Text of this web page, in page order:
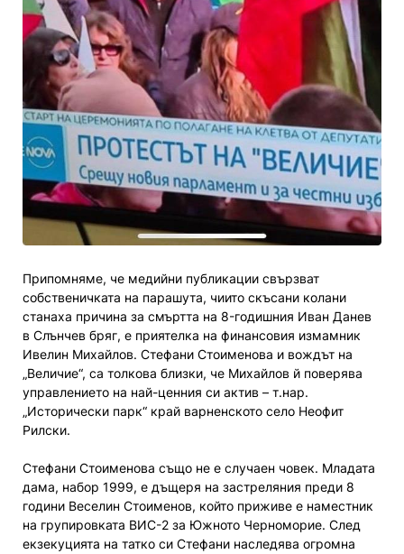
Припомняме, че медийни публикации свързват
собственичката на парашута, чиито скъсани колани
станаха причина за смъртта на 8-годишния Иван Данев
в Слънчев бряг, е приятелка на финансовия измамник
Ивелин Михайлов. Стефани Стоименова и вождът на
„Величие“, са толкова близки, че Михайлов й поверява
управлението на най-ценния си актив – т.нар.
„Исторически парк“ край варненското село Неофит
Рилски.
Стефани Стоименова също не е случаен човек. Младата
дама, набор 1999, е дъщеря на застреляния преди 8
години Веселин Стоименов, който приживе е наместник
на групировката ВИС-2 за Южното Черноморие. След
екзекуцията на татко си Стефани наследява огромна